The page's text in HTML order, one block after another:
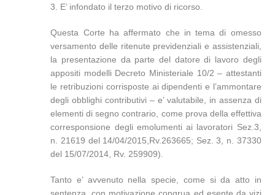
3. E’ infondato il terzo motivo di ricorso.
Questa Corte ha affermato che in tema di omesso
versamento delle ritenute previdenziali e assistenziali,
la presentazione da parte del datore di lavoro degli
appositi modelli Decreto Ministeriale 10/2 – attestanti
le retribuzioni corrisposte ai dipendenti e l’ammontare
degli obblighi contributivi – e’ valutabile, in assenza di
elementi di segno contrario, come prova della effettiva
corresponsione degli emolumenti ai lavoratori Sez.3,
n. 21619 del 14/04/2015,Rv.263665; Sez. 3, n. 37330
del 15/07/2014, Rv. 259909).
Tanto e’ avvenuto nella specie, come si da atto in